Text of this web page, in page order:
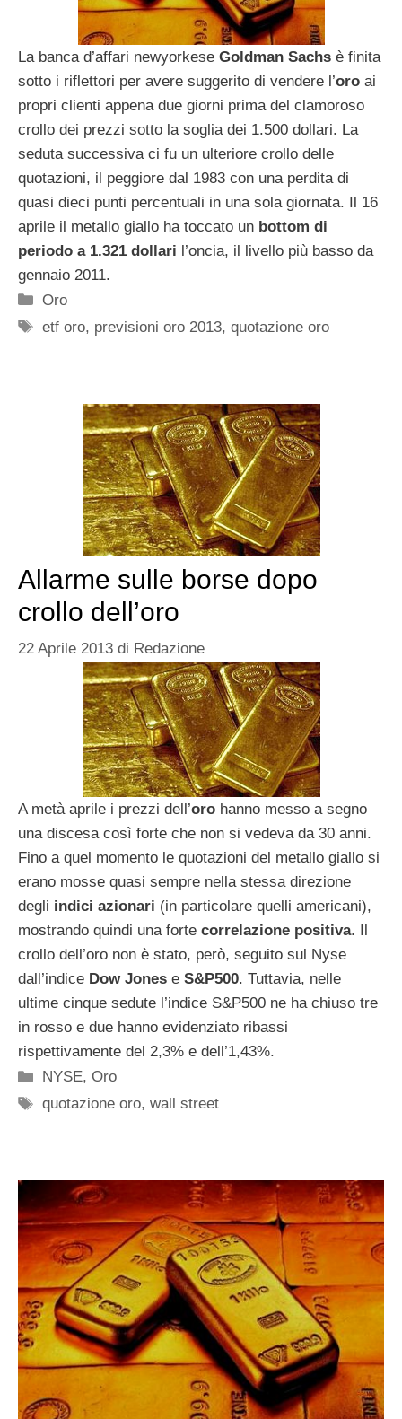
La banca d’affari newyorkese Goldman Sachs è finita
sotto i riflettori per avere suggerito di vendere l’oro ai
propri clienti appena due giorni prima del clamoroso
crollo dei prezzi sotto la soglia dei 1.500 dollari. La
seduta successiva ci fu un ulteriore crollo delle
quotazioni, il peggiore dal 1983 con una perdita di
quasi dieci punti percentuali in una sola giornata. Il 16
aprile il metallo giallo ha toccato un bottom di
periodo a 1.321 dollari l’oncia, il livello più basso da
gennaio 2011.
Categorie
Oro
Tag
etf oro, previsioni oro 2013,quotazione oro
Allarme sulle borse dopo
crollo dell’oro
22 Aprile 2013 di Redazione
A metà aprile i prezzi dell’oro hanno messo a segno
una discesa così forte che non si vedeva da 30 anni.
Fino a quel momento le quotazioni del metallo giallo si
erano mosse quasi sempre nella stessa direzione
degli indici azionari (in particolare quelli americani),
mostrando quindi una forte correlazione positiva. Il
crollo dell’oro non è stato, però, seguito sul Nyse
dall’indice Dow Jones e S&P500. Tuttavia, nelle
ultime cinque sedute l’indice S&P500 ne ha chiuso tre
in rosso e due hanno evidenziato ribassi
rispettivamente del 2,3% e dell’1,43%.
Categorie
NYSE,Oro
Tag
quotazione oro,wall street